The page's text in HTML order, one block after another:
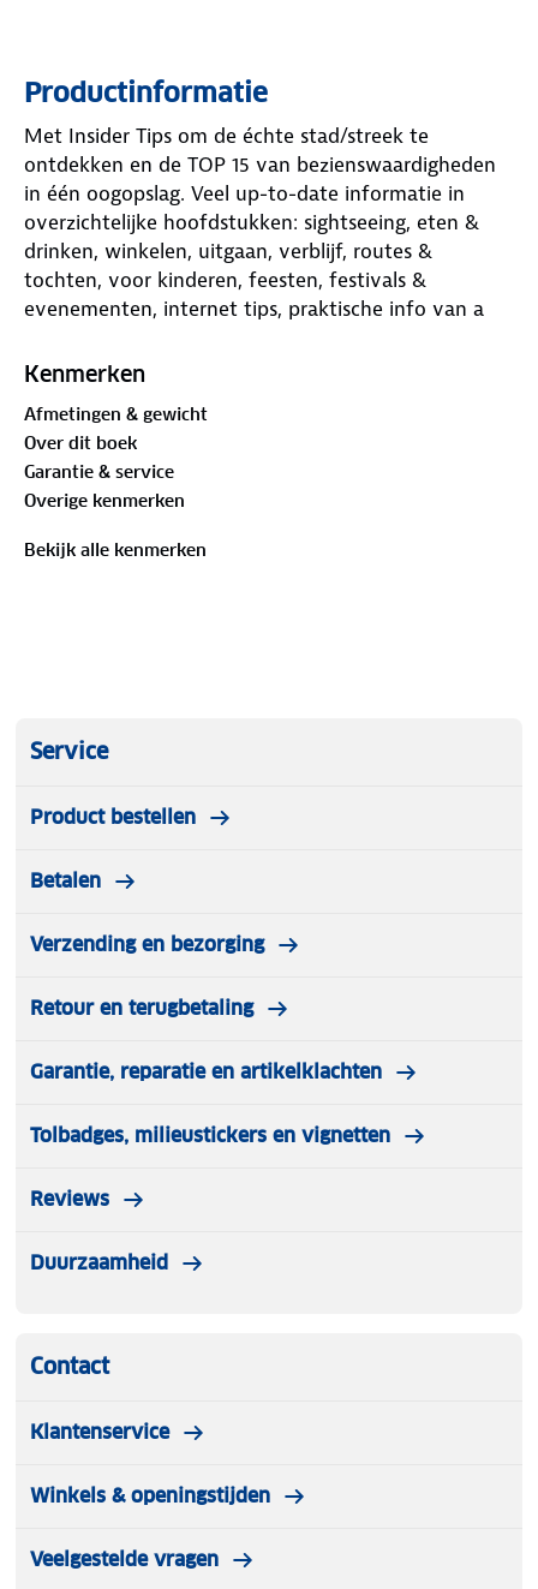
Productinformatie
Met Insider Tips om de échte stad/streek te
ontdekken en de TOP 15 van bezienswaardigheden
in één oogopslag. Veel up-to-date informatie in
overzichtelijke hoofdstukken: sightseeing, eten &
drinken, winkelen, uitgaan, verblijf, routes &
tochten, voor kinderen, feesten, festivals &
evenementen, internet tips, praktische info van a
straatnamenregister.
Kenmerken
Afmetingen & gewicht
Over dit boek
Garantie & service
Overige kenmerken
Bekijk alle kenmerken
Service
Product bestellen
Betalen
Verzending en bezorging
Retour en terugbetaling
Garantie, reparatie en artikelklachten
Tolbadges, milieustickers en vignetten
Reviews
Duurzaamheid
Contact
Klantenservice
Winkels & openingstijden
Veelgestelde vragen